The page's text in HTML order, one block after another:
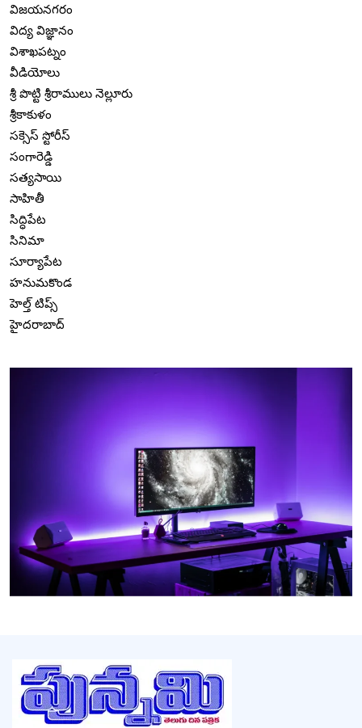
విజయనగరం
విద్య విజ్ఞానం
విశాఖపట్నం
వీడియోలు
శ్రీ పొట్టి శ్రీరాములు నెల్లూరు
శ్రీకాకుళం
సక్సెస్ స్టోరీస్
సంగారెడ్డి
సత్యసాయి
సాహితీ
సిద్ధిపేట
సినిమా
సూర్యాపేట
హనుమకొండ
హెల్త్ టిప్స్
హైదరాబాద్